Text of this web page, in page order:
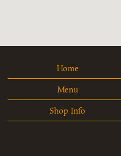
Home
Menu
Shop Info